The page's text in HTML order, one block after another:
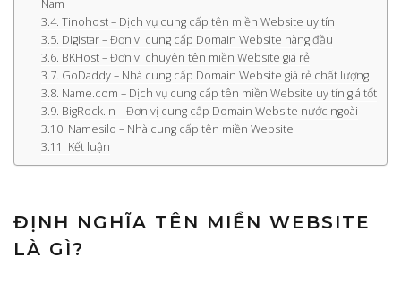
Nam
Tinohost – Dịch vụ cung cấp tên miền Website uy tín
Digistar – Đơn vị cung cấp Domain Website hàng đầu
BKHost – Đơn vị chuyên tên miền Website giá rẻ
GoDaddy – Nhà cung cấp Domain Website giá rẻ chất lượng
Name.com – Dịch vụ cung cấp tên miền Website uy tín giá tốt
BigRock.in – Đơn vị cung cấp Domain Website nước ngoài
Namesilo – Nhà cung cấp tên miền Website
Kết luận
ĐỊNH NGHĨA TÊN MIỀN WEBSITE
LÀ GÌ?